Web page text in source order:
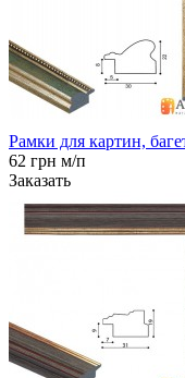
Рамки для картин,
62 грн м/п
Заказать